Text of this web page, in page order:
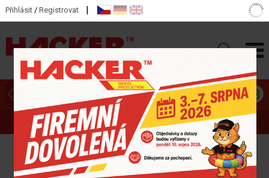
Přihlásit / Registrovat |
ZOBRAZIT HLAVNÍ KATEGORIE
VRTULE